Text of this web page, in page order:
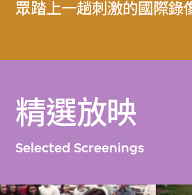
眾踏上一趟刺激的國際錄
精選放映
Selected Screenings